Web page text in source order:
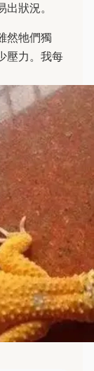
狀況。
然牠們獨
壓力。我每